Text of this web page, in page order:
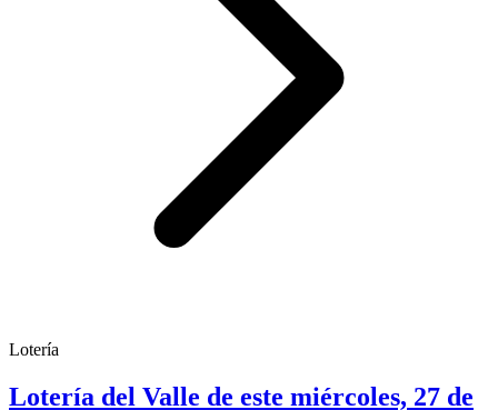
Lotería
Lotería del Valle de este miércoles, 27 de